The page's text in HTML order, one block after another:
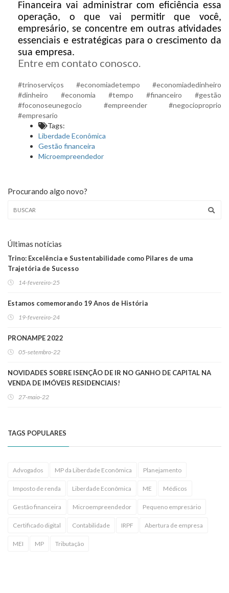
Financeira vai administrar com eficiência essa
operação, o que vai permitir que você,
empresário, se concentre em outras atividades
essenciais e estratégicas para o crescimento da
sua empresa.
Entre em contato conosco.
#trinoserviços #economiadetempo #economiadedinheiro
#dinheiro #economia #tempo #financeiro #gestão
#foconoseunegocio #empreender #negocioproprio
#empresario
Tags:
Liberdade Econômica
Gestão financeira
Microempreendedor
Procurando algo novo?
Últimas notícias
Trino: Excelência e Sustentabilidade como Pilares de uma
Trajetória de Sucesso
14-fevereiro-25
Estamos comemorando 19 Anos de História
19-fevereiro-24
PRONAMPE 2022
05-setembro-22
NOVIDADES SOBRE ISENÇÃO DE IR NO GANHO DE CAPITAL NA
VENDA DE IMÓVEIS RESIDENCIAIS!
27-maio-22
TAGS POPULARES
Advogados MP da Liberdade Econômica Planejamento
Imposto de renda Liberdade Econômica ME Médicos
Gestão financeira Microempreendedor Pequeno empresário
Certificado digital Contabilidade IRPF Abertura de empresa
MEI MP Tributação